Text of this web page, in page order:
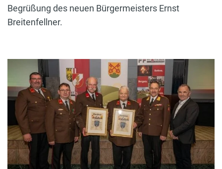
Begrüßung des neuen Bürgermeisters Ernst
Breitenfellner.